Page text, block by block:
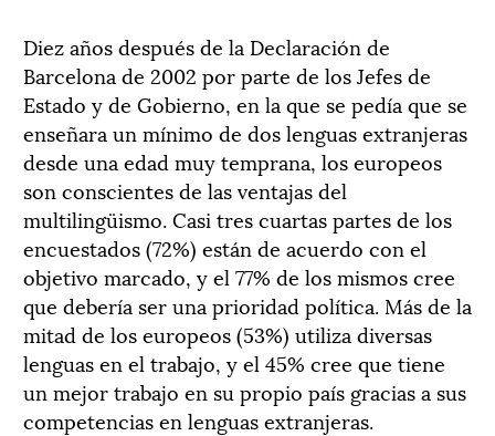
Diez años después de la Declaración de
Barcelona de 2002 por parte de los Jefes de
Estado y de Gobierno, en la que se pedía que se
enseñara un mínimo de dos lenguas extranjeras
desde una edad muy temprana, los europeos
son conscientes de las ventajas del
multilingüismo. Casi tres cuartas partes de los
encuestados (72%) están de acuerdo con el
objetivo marcado, y el 77% de los mismos cree
que debería ser una prioridad política. Más de la
mitad de los europeos (53%) utiliza diversas
lenguas en el trabajo, y el 45% cree que tiene
un mejor trabajo en su propio país gracias a sus
competencias en lenguas extranjeras.